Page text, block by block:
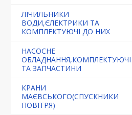
ЛІЧИЛЬНИКИ
ВОДИ,ЄЛЕКТРИКИ ТА
КОМПЛЕКТУЮЧІ ДО НИХ
НАСОСНЕ
ОБЛАДНАННЯ,КОМПЛЕКТУЮЧІ
ТА ЗАПЧАСТИНИ
КРАНИ
МАЄВСЬКОГО(СПУСКНИКИ
ПОВІТРЯ)